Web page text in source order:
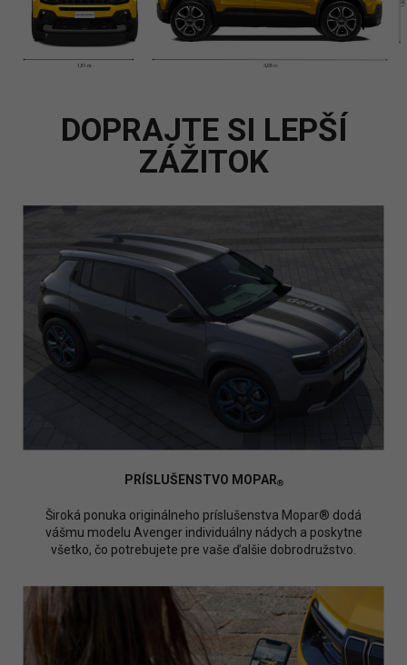
DOPRAJTE SI LEPŠÍ
ZÁŽITOK
PRÍSLUŠENSTVO MOPAR®
Široká ponuka originálneho príslušenstva Mopar® dodá
vášmu modelu Avenger individuálny nádych a poskytne
všetko, čo potrebujete pre vaše ďalšie dobrodružstvo.